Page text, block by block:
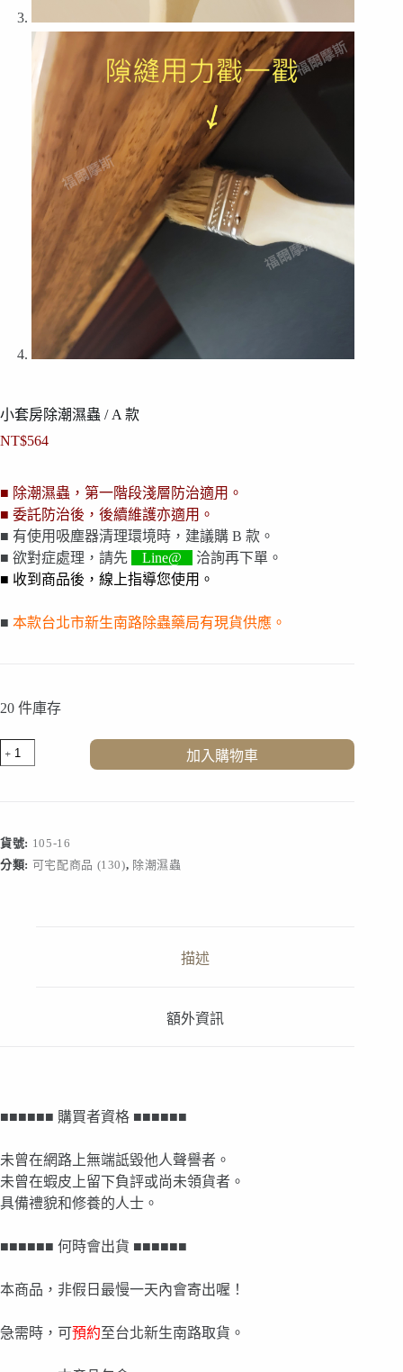
小套房除潮濕蟲 / A 款
NT$564
■ 除潮濕蟲，第一階段淺層防治適用。
■ 委託防治後，後續維護亦適用。
■ 有使用吸塵器清理環境時，建議購 B 款。
■ 欲對症處理，請先
Line@
洽詢再下單。
■ 收到商品後，線上指導您使用。
■ 本款台北市新生南路除蟲藥局有現貨供應。
20 件庫存
小
套
濕
蟲
加入購物車
貨號: 105-16
分類: 可宅配商品 (130), 除潮濕蟲
描述
額外資訊
■■■■■■ 購買者資格 ■■■■■■
未曾在網路上無端詆毀他人聲譽者。
未曾在蝦皮上留下負評或尚未領貨者。
具備禮貌和修養的人士。
■■■■■■ 何時會出貨 ■■■■■■
本商品，非假日最慢一天內會寄出喔！
急需時，可預約至台北新生南路取貨。